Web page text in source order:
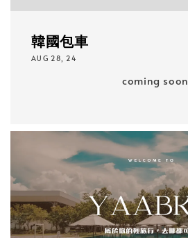
韓國包車
AUG 28, 24
coming soon